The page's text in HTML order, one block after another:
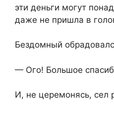
эти деньги могут
даже не пришла в
Бездомный
— Ого! Большое
И, не церемонясь, сел